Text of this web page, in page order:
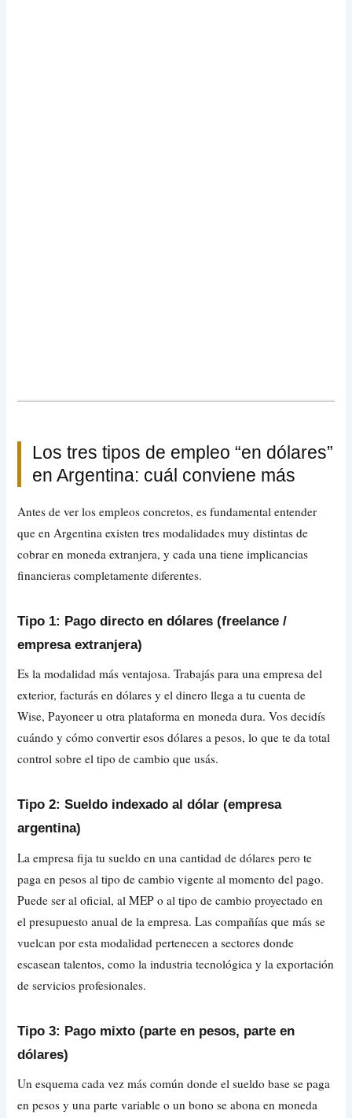
Los tres tipos de empleo “en dólares”
en Argentina: cuál conviene más
Antes de ver los empleos concretos, es fundamental entender
que en Argentina existen tres modalidades muy distintas de
cobrar en moneda extranjera, y cada una tiene implicancias
financieras completamente diferentes.
Tipo 1: Pago directo en dólares (freelance /
empresa extranjera)
Es la modalidad más ventajosa. Trabajás para una empresa del
exterior, facturás en dólares y el dinero llega a tu cuenta de
Wise, Payoneer u otra plataforma en moneda dura. Vos decidís
cuándo y cómo convertir esos dólares a pesos, lo que te da total
control sobre el tipo de cambio que usás.
Tipo 2: Sueldo indexado al dólar (empresa
argentina)
La empresa fija tu sueldo en una cantidad de dólares pero te
paga en pesos al tipo de cambio vigente al momento del pago.
Puede ser al oficial, al MEP o al tipo de cambio proyectado en
el presupuesto anual de la empresa. Las compañías que más se
vuelcan por esta modalidad pertenecen a sectores donde
escasean talentos, como la industria tecnológica y la exportación
de servicios profesionales.
Tipo 3: Pago mixto (parte en pesos, parte en
dólares)
Un esquema cada vez más común donde el sueldo base se paga
en pesos y una parte variable o un bono se abona en moneda